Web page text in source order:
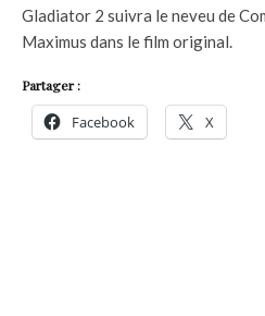
Gladiator 2 suivra le neveu de
Maximus dans le film original.
Partager :
Facebook X